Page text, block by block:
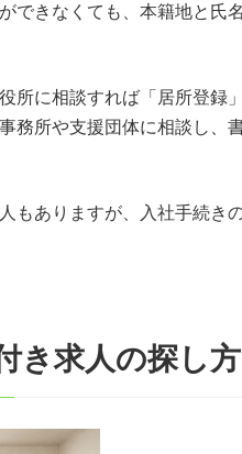
できなくても、本籍地と氏
所に相談すれば「居所登録
務所や支援団体に相談し、
もありますが、入社手続き
き求人の探し方